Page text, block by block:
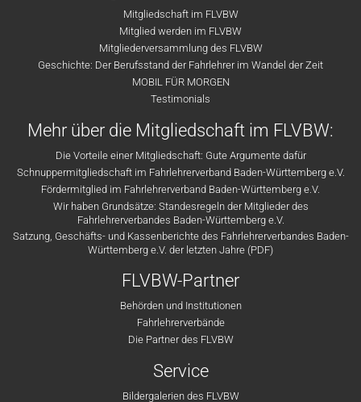
Mitgliedschaft im FLVBW
Mitglied werden im FLVBW
Mitgliederversammlung des FLVBW
Geschichte: Der Berufsstand der Fahrlehrer im Wandel der Zeit
MOBIL FÜR MORGEN
Testimonials
Mehr über die Mitgliedschaft im FLVBW:
Die Vorteile einer Mitgliedschaft: Gute Argumente dafür
Schnuppermitgliedschaft im Fahrlehrerverband Baden-Württemberg e.V.
Fördermitglied im Fahrlehrerverband Baden-Württemberg e.V.
Wir haben Grundsätze: Standesregeln der Mitglieder des
Fahrlehrerverbandes Baden-Württemberg e.V.
Satzung, Geschäfts- und Kassenberichte des Fahrlehrerverbandes Baden-
Württemberg e.V. der letzten Jahre (PDF)
FLVBW-Partner
Behörden und Institutionen
Fahrlehrerverbände
Die Partner des FLVBW
Service
Bildergalerien des FLVBW